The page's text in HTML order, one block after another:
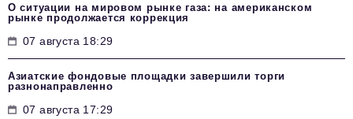
О ситуации на мировом рынке газа: на американском
рынке продолжается коррекция
07 августа 18:29
Азиатские фондовые площадки завершили торги
разнонаправленно
07 августа 17:29